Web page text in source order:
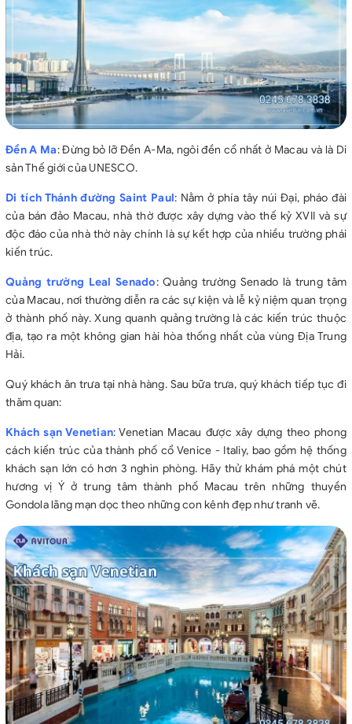
Đền A Ma: Đừng bỏ lỡ Đền A-Ma, ngôi đền cổ nhất ở Macau và là Di
sản Thế giới của UNESCO.
Di tích Thánh đường Saint Paul: Nằm ở phía tây núi Đại, pháo đài
của bán đảo Macau, nhà thờ được xây dựng vào thế kỷ XVII và sự
độc đáo của nhà thờ này chính là sự kết hợp của nhiều trường phái
kiến trúc.
Quảng trường Leal Senado: Quảng trường Senado là trung tâm
của Macau, nơi thường diễn ra các sự kiện và lễ kỷ niệm quan trọng
ở thành phố này. Xung quanh quảng trường là các kiến trúc thuộc
địa, tạo ra một không gian hài hòa thống nhất của vùng Địa Trung
Hải.
Quý khách ăn trưa tại nhà hàng. Sau bữa trưa, quý khách tiếp tục đi
thăm quan:
Khách sạn Venetian: Venetian Macau được xây dựng theo phong
cách kiến trúc của thành phố cổ Venice - Italiy, bao gồm hệ thống
khách sạn lớn có hơn 3 nghìn phòng. Hãy thử khám phá một chút
hương vị Ý ở trung tâm thành phố Macau trên những thuyền
Gondola lãng mạn dọc theo những con kênh đẹp như tranh vẽ.